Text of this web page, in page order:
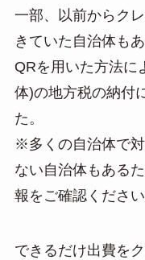
一部、以前からク
きていた自治体も
QRを用いた方法に
体)の地方税の納付
た。
※多くの自治体で
ない自治体もある
報をご確認ください
できるだけ出費を